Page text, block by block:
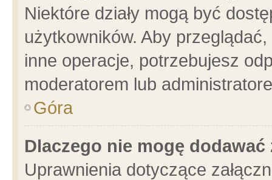
Niektóre działy mogą być
użytkowników. Aby
inne operacje, potrzebujesz
moderatorem lub
Góra
Dlaczego nie mogę dodawać
Uprawnienia dotyczące